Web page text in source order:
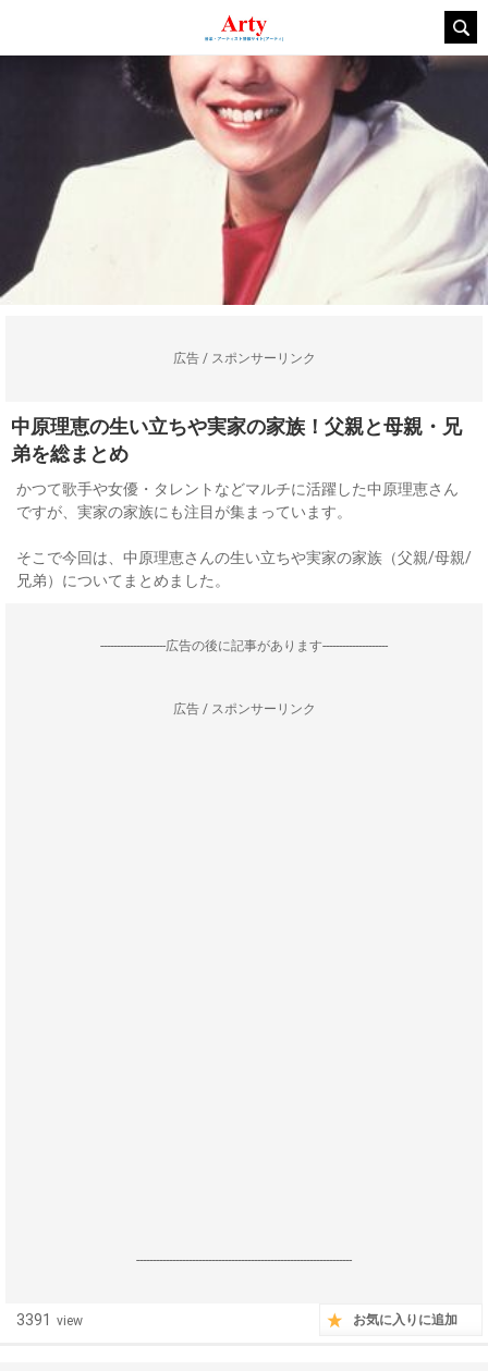
広告 / スポンサーリンク
中原理恵の生い立ちや実家の家族！父親と母親・兄
弟を総まとめ
かつて歌手や女優・タレントなどマルチに活躍した中原理恵さん
ですが、実家の家族にも注目が集まっています。
そこで今回は、中原理恵さんの生い立ちや実家の家族（父親/母親/
兄弟）についてまとめました。
--------------------広告の後に記事があります--------------------
広告 / スポンサーリンク
------------------------------------------------------------------
3391 view お気に入りに追加